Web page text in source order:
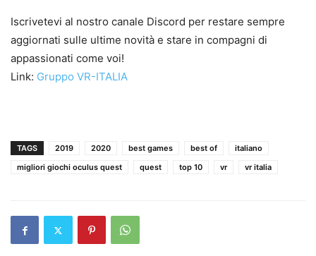
Iscrivetevi al nostro canale Discord per restare sempre
aggiornati sulle ultime novità e stare in compagni di
appassionati come voi!
Link: Gruppo VR-ITALIA
TAGS 2019 2020 best games best of
italiano
migliori giochi oculus quest
quest top 10 vr vr italia